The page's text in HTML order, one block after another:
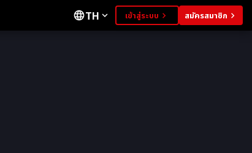
languageTH expand_more เข้าสู่ระบบ keyboard_arrow_right สมัครสมาชิก keyboard_arrow_right